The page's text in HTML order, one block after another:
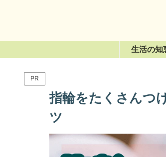
生活の知
PR
指輪をたくさんつ
ツ